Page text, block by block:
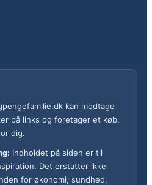
kan modtage
på links og foretager et køb.
dig.
Indholdet på siden er til
Det erstatter ikke
for økonomi, sundhed,